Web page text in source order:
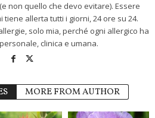
non quello che devo evitare). Essere
tiene allerta tutti i giorni, 24 ore su 24.
solo mia, perché ogni allergico ha
clinica e umana.
MORE FROM AUTHOR